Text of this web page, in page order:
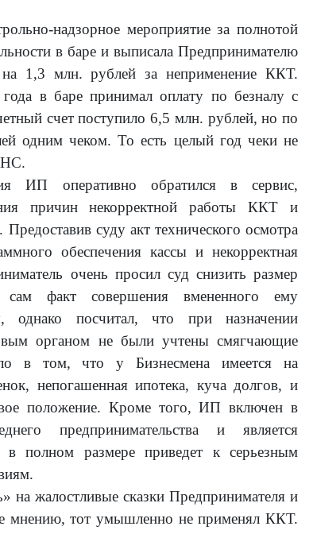
надзорное мероприятие за полнотой
в баре и выписала Предпринимателю
млн. рублей за неприменение ККТ.
в баре принимал оплату по безналу с
счет поступило 6,5 млн. рублей, но по
одним чеком. То есть целый год чеки не
ИП оперативно обратился в сервис,
причин некорректной работы ККТ и
суду акт технического осмотра
обеспечения кассы и некорректная
очень просил суд снизить размер
факт совершения вмененного ему
однако посчитал, что при назначении
органом не были учтены смягчающие
в том, что у Бизнесмена имеется на
непогашенная ипотека, куча долгов, и
положение. Кроме того, ИП включен в
предпринимательства и является
в полном размере приведет к серьезным
на жалостливые сказки Предпринимателя и
мнению, тот умышленно не применял ККТ.